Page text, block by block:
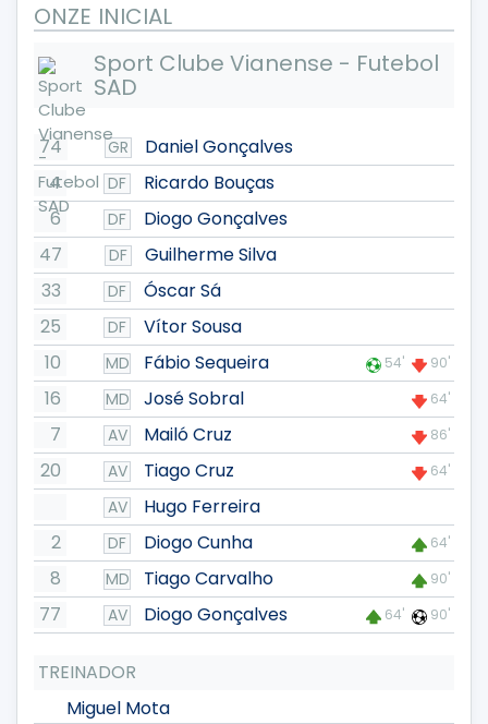
ONZE INICIAL
Sport Clube Vianense - Futebol
SAD
74 GR
Daniel Gonçalves
4
DF
Ricardo Bouças
6
DF
Diogo Gonçalves
47
DF
Guilherme Silva
33
DF
Óscar Sá
25
DF
Vítor Sousa
10
MD Fábio Sequeira 54' 90'
16 MD José Sobral 64'
7 AV Mailó Cruz 86'
20 AV Tiago Cruz 64'
AV
Hugo Ferreira
2
DF Diogo Cunha 64'
8 MD Tiago Carvalho 90'
77 AV Diogo Gonçalves 64' 90'
TREINADOR
Miguel Mota